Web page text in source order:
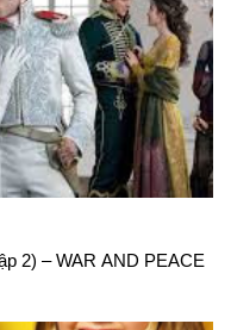
2) – WAR AND PEACE